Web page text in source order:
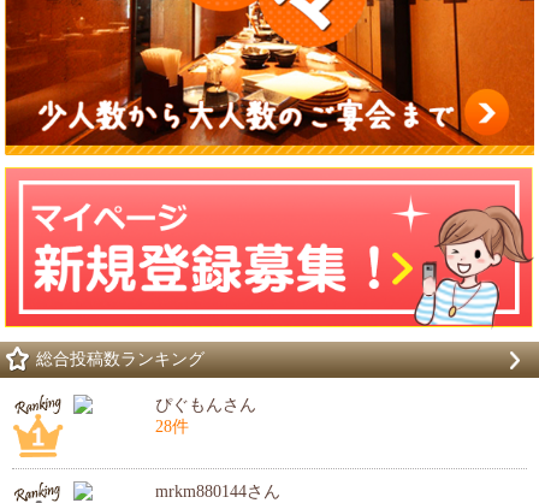
総合投稿数ランキング
ぴぐもんさん
28件
mrkm880144さん